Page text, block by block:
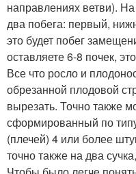
направлениях ветви).
два побега: первый,
это будет побег
оставляете 6-8 почек,
Все что росло и
обрезанной плодовой
вырезать. Точно также
сформированный по
(плечей) 4 или более
точно также на два